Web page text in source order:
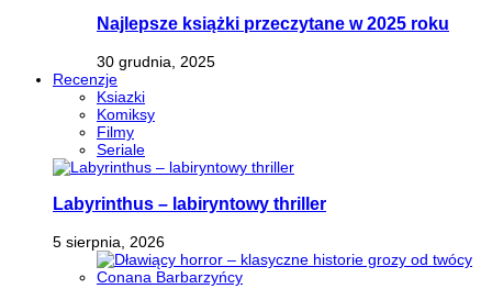
Najlepsze książki przeczytane w 2025 roku
30 grudnia, 2025
Recenzje
Ksiazki
Komiksy
Filmy
Seriale
Labyrinthus – labiryntowy thriller
5 sierpnia, 2026